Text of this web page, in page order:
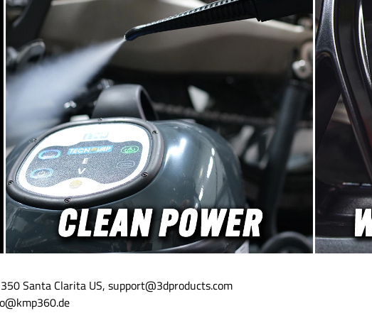
en schoon
fles – inhoud
250 ml –
tussenverpakkingMet een
250 ml is deze fles perfect
gebruikers die grote
willen portioneren.
1- of 5-liter kanisters biedt
tussenoplossing snel en
gebruik, zowel in de
als mobiel bij klanten.Of
om precies doseren bij
polijsten of het handmatig
van kleine hoeveelheden
detailer, deze knijpflacon is
hulp die je workflow
Dankzij het resistente
materiaal is hij chemisch
en duurzaam, ook bij
gebruik met agressieve
de fles voor eerste
uit om productresten te
Vul de fles niet helemaal
compressie betekent. Gebaseerd op
ervaringen met zeer krachtige Heavy
Cut polijstmiddelen zoals 3D Car Care
510 en de universele 3D One Hybrid,
heeft Detail Passion extra
eigenschappen aan de polijstschuim
toegevoegd.DP Pro Therminator wit -
Super Heavy Cut voor diepe
lakdefectenDP Pro Therminator oranje
- Medium Cut voor One Step, All in
One of middelsterke polijstenDP Pro
Therminator wijnrood - Medium Polish
voor middelsterke polijstbeurten en
finishDP Pro Therminator zwart -
Glansfinish voor gevoelige lakken of
extreem glanzend resultaatVan Super
Heavy Cut tot Finish: DP Pro
Therminator pads voor roterend en
excentrisch gebruikIn tegenstelling tot
andere thermisch stabiele polijstpads
nadruk op celstructuur en de verdeling
van polish. Bij conventionele
Santa Clarita US, support@3dproducts.com